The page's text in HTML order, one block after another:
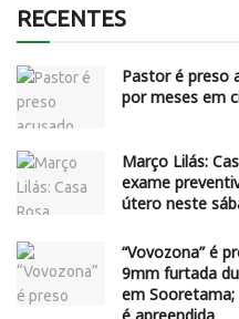
RECENTES
Pastor é preso
por meses em
Março Lilás:
exame
útero neste
“Vovozona” é
9mm furtada
em Sooretama;